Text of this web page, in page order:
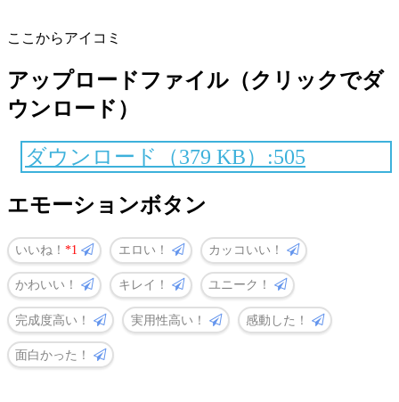
ここからアイコミ
アップロードファイル（クリックでダ
ウンロード）
ダウンロード（379 KB）:505
エモーションボタン
いいね！ 1 エロい！ カッコいい！
かわいい！ キレイ！ ユニーク！
完成度高い！ 実用性高い！ 感動した！
面白かった！